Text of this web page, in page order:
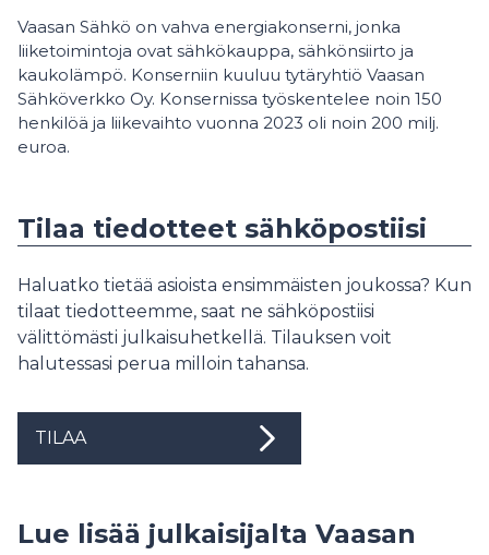
Vaasan Sähkö on vahva energiakonserni, jonka
liiketoimintoja ovat sähkökauppa, sähkönsiirto ja
kaukolämpö. Konserniin kuuluu tytäryhtiö Vaasan
Sähköverkko Oy. Konsernissa työskentelee noin 150
henkilöä ja liikevaihto vuonna 2023 oli noin 200 milj.
euroa.
Tilaa tiedotteet sähköpostiisi
Haluatko tietää asioista ensimmäisten joukossa? Kun
tilaat tiedotteemme, saat ne sähköpostiisi
välittömästi julkaisuhetkellä. Tilauksen voit
halutessasi perua milloin tahansa.
TILAA
Lue lisää julkaisijalta Vaasan